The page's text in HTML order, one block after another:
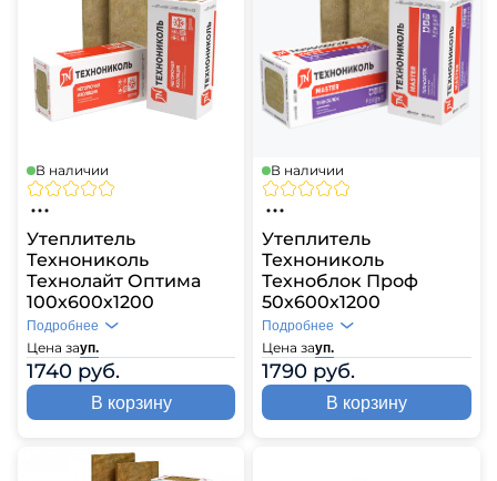
В наличии
Утеплитель
Технониколь
Технолайт Оптима
100х600х1200
Цена зауп.
1740 руб.
Подробнее
В корзину
В наличии
Утеплитель
Технониколь
Техноблок Проф
50х600х1200
Цена зауп.
1790 руб.
Подробнее
В корзину